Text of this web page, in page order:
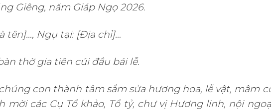
Giêng, năm Giáp Ngọ 2026.
tên]…, Ngụ tại: [Địa chỉ]…
thờ gia tiên cúi đầu bái lễ.
con thành tâm sắm sửa hương hoa, lễ vật, mâm
mời các Cụ Tổ khảo, Tổ tỷ, chư vị Hương linh, nội